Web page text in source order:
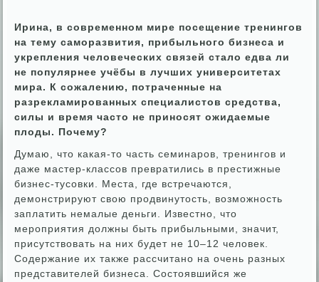
Ирина, в современном мире посещение тренингов
на тему саморазвития, прибыльного бизнеса и
укрепления человеческих связей стало едва ли
не популярнее учёбы в лучших университетах
мира. К сожалению, потраченные на
разрекламированных специалистов средства,
силы и время часто не приносят ожидаемые
плоды. Почему?
Думаю, что какая-то часть семинаров, тренингов и
даже мастер-классов превратились в престижные
бизнес-тусовки. Места, где встречаются,
демонстрируют свою продвинутость, возможность
заплатить немалые деньги. Известно, что
мероприятия должны быть прибыльными, значит,
присутствовать на них будет не 10–12 человек.
Содержание их также рассчитано на очень разных
представителей бизнеса. Состоявшийся же